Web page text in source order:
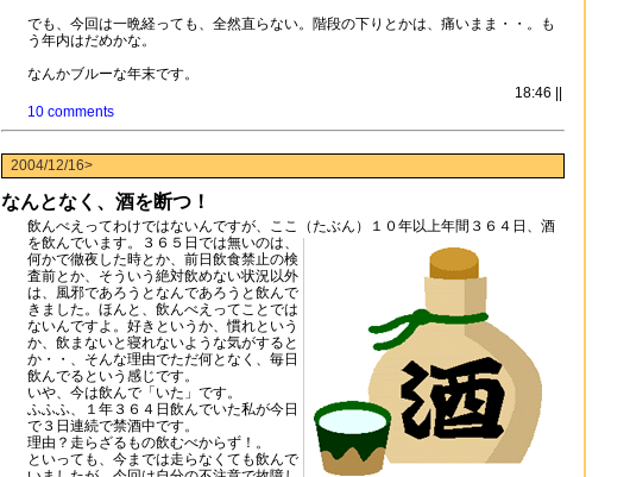
でも、今回は一晩経っても、全然直らない。階段の下りとかは、痛いまま・・。も
う年内はだめかな。
なんかブルーな年末です。
18:46 ||
10 comments
2004/12/16>
なんとなく、酒を断つ！
飲んべえってわけではないんですが、ここ（たぶん）１０年以上年間３６４日、酒
を飲んでいます。
３６５日では無いのは、
何かで徹夜した時とか、前日飲食禁止の検
査前とか、そういう絶対飲めない状況以外
は、風邪であろうとなんであろうと飲んで
きました。ほんと、飲んべえってことでは
ないんですよ。好きというか、慣れという
か、飲まないと寝れないような気がすると
か・・、そんな理由でただ何となく、毎日
飲んでるという感じです。
いや、今は飲んで「いた」です。
ふふふ、１年３６４日飲んでいた私が今日
で３日連続で禁酒中です。
理由？走らざるもの飲むべからず！。
といっても、今までは走らなくても飲んで